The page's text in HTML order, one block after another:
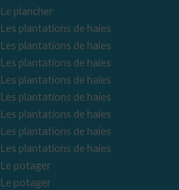
Le plancher
Les plantations de haies
Les plantations de haies
Les plantations de haies
Les plantations de haies
Les plantations de haies
Les plantations de haies
Les plantations de haies
Les plantations de haies
Le potager
Le potager